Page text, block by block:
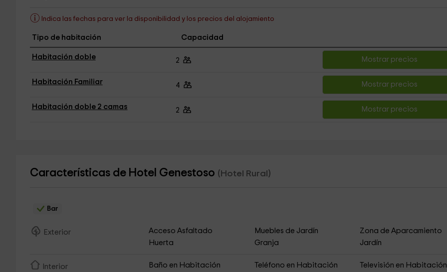
Indica las fechas para ver la disponibilidad y los precios del alojamiento
Tipo de habitación Capacidad
Habitación doble 2 Mostrar precios
Habitación Familiar 4 Mostrar precios
Habitación doble 2 camas 2 Mostrar precios
Características de Hotel Genestoso (Hotel Rural)
Bar
Exterior Acceso Asfaltado Muebles de Jardín
Zona de Aparcamiento
Huerta
Granja Jardín
Interior Baño en Habitación Teléfono en Habitación Televisión en Habitación